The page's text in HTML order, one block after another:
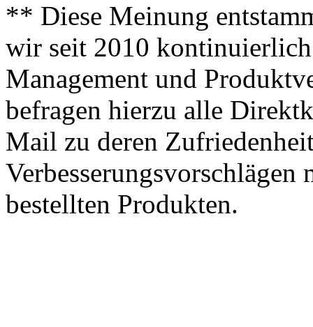
** Diese Meinung
wir seit 2010
Management und
befragen hierzu alle
Mail zu deren
bestellten Produkten.